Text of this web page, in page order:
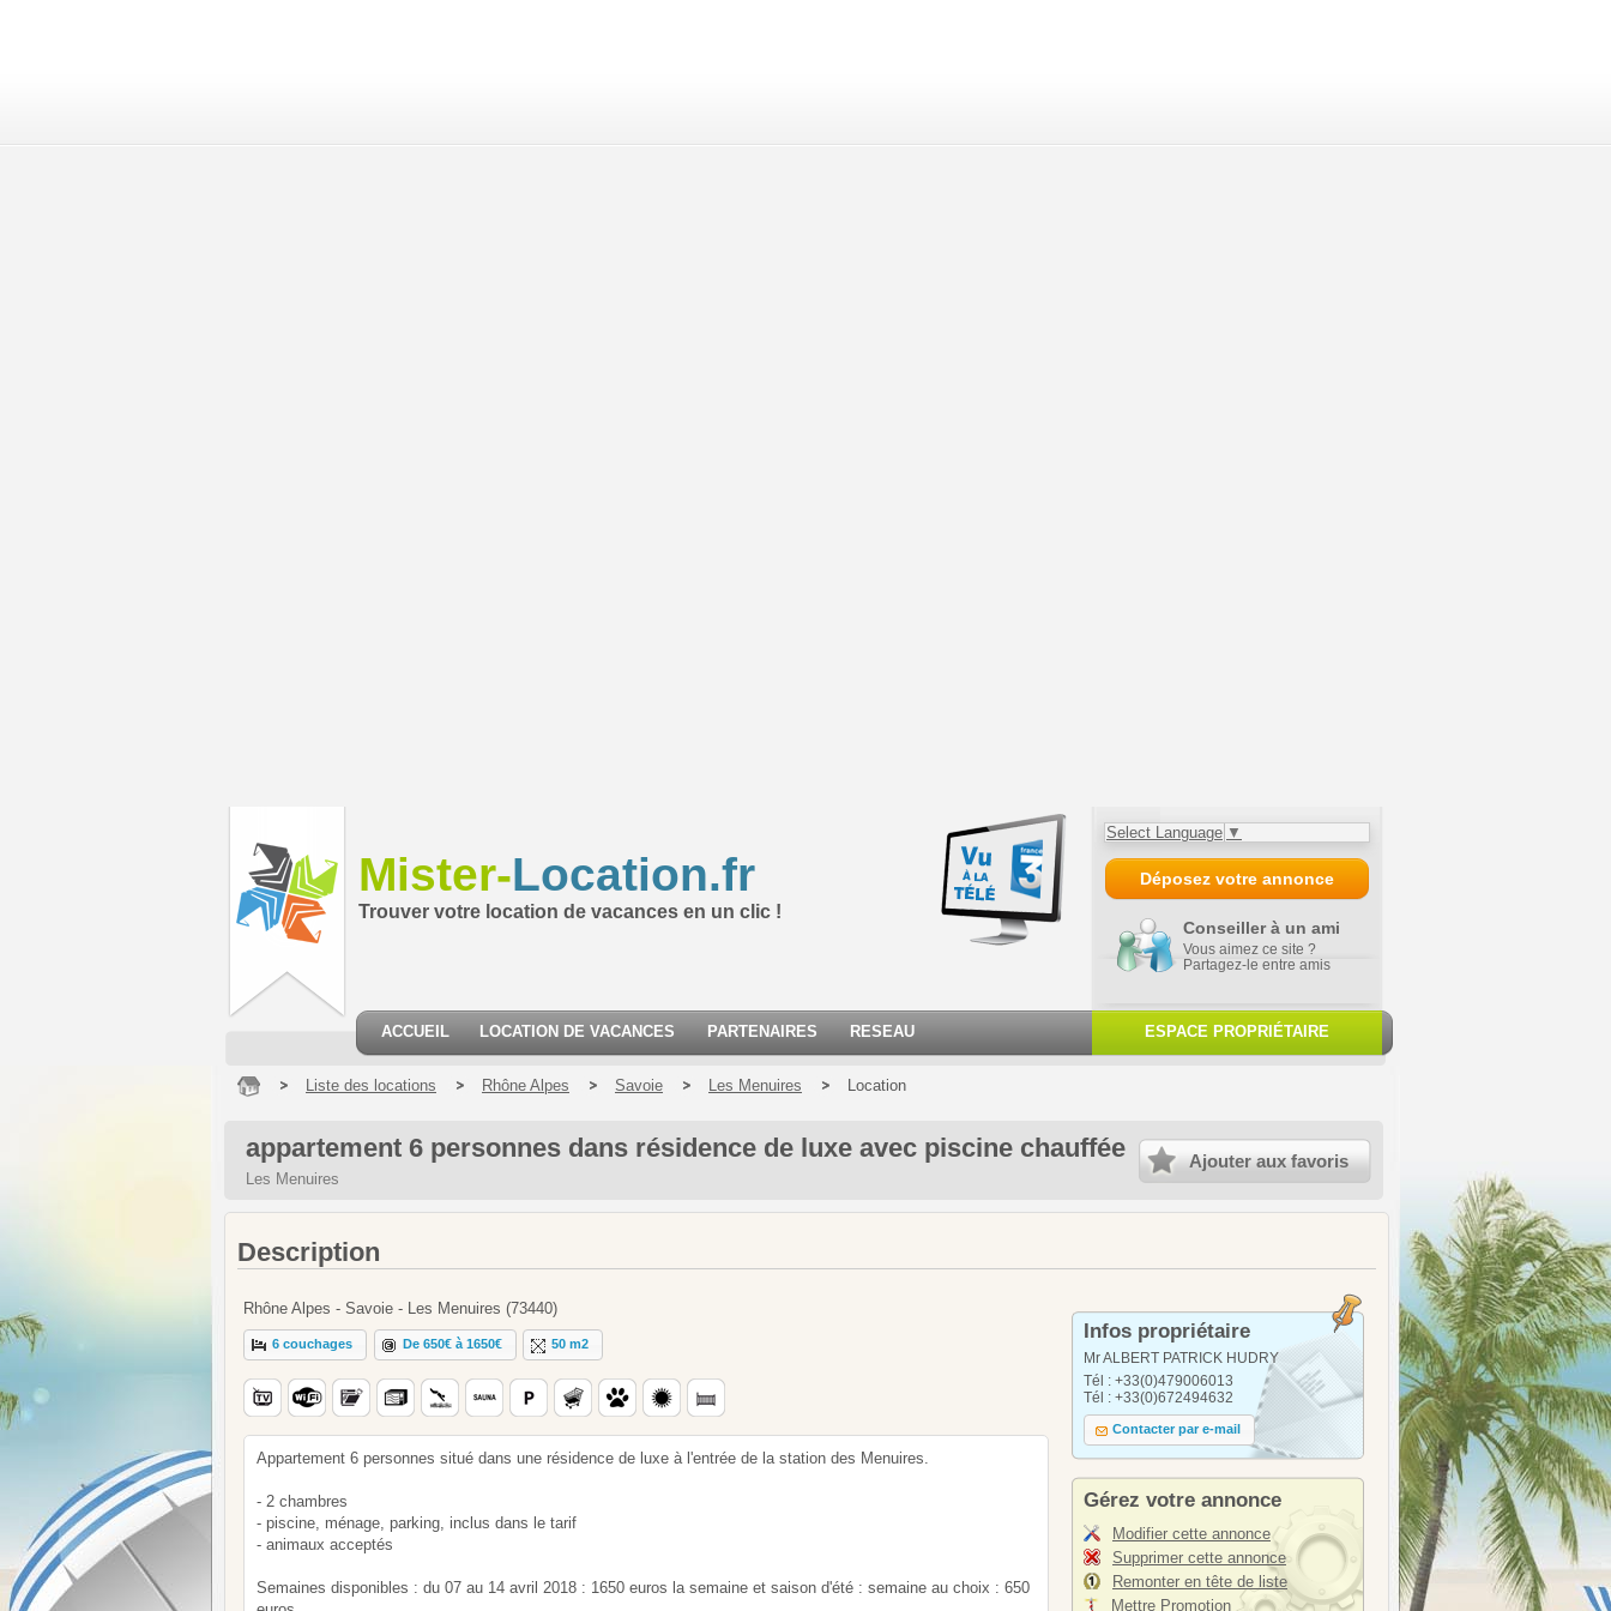
Mister-Location.fr
Trouver votre location de vacances en un clic !
Select Language ▼
Déposez votre annonce
Conseiller à un ami
Vous aimez ce site ?
Partagez-le entre amis
ACCUEIL LOCATION DE VACANCES PARTENAIRES RESEAU ESPACE PROPRIÉTAIRE
Liste des locations Rhône Alpes Savoie Les Menuires Location
appartement 6 personnes dans résidence de luxe avec piscine chauffée
Les Menuires
Ajouter aux favoris
Description
Rhône Alpes - Savoie - Les Menuires (73440)
6 couchages De 650€ à 1650€ 50 m2
Appartement 6 personnes situé dans une résidence de luxe à l'entrée de la station des Menuires.
- 2 chambres
- piscine, ménage, parking, inclus dans le tarif
- animaux acceptés
Semaines disponibles : du 07 au 14 avril 2018 : 1650 euros la semaine et saison d'été : semaine au choix : 650
Infos propriétaire
Mr ALBERT PATRICK HUDRY
Tél : +33(0)479006013
Tél : +33(0)672494632
Contacter par e-mail
Gérez votre annonce
Modifier cette annonce
Supprimer cette annonce
Remonter en tête de liste
Mettre Promotion